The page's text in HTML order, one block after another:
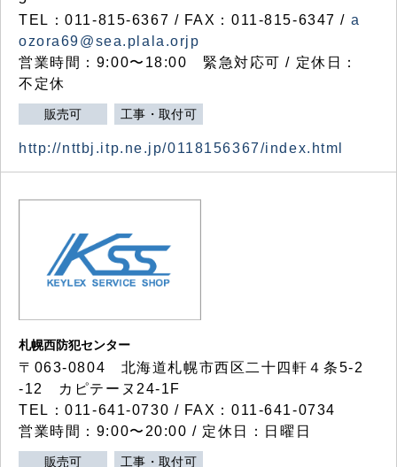
TEL：011-815-6367 / FAX：011-815-6347 / a
ozora69@sea.plala.orjp
営業時間：9:00〜18:00 緊急対応可 / 定休日：
不定休
販売可 工事・取付可
http://nttbj.itp.ne.jp/0118156367/index.html
札幌西防犯センター
〒063-0804 北海道札幌市西区二十四軒４条5-2
-12 カピテーヌ24-1F
TEL：011-641-0730 / FAX：011-641-0734
営業時間：9:00〜20:00 / 定休日：日曜日
販売可 工事・取付可